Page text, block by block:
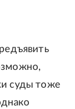
суды тоже